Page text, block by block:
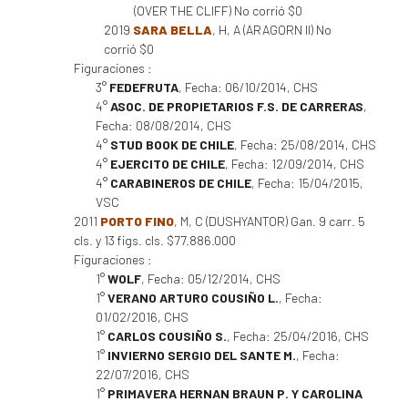
(OVER THE CLIFF) No corrió $0
2019 SARA BELLA, H, A (ARAGORN II) No
corrió $0
Figuraciones :
3° FEDEFRUTA, Fecha: 06/10/2014, CHS
4°ASOC. DE PROPIETARIOS F.S. DE CARRERAS,
Fecha: 08/08/2014, CHS
4° STUD BOOK DE CHILE, Fecha: 25/08/2014, CHS
4° EJERCITO DE CHILE, Fecha: 12/09/2014, CHS
4° CARABINEROS DE CHILE, Fecha: 15/04/2015,
VSC
2011 PORTO FINO, M, C (DUSHYANTOR) Gan. 9 carr. 5
cls. y 13 figs. cls. $77.886.000
Figuraciones :
1°WOLF, Fecha: 05/12/2014, CHS
1°VERANO ARTURO COUSIÑO L., Fecha:
01/02/2016, CHS
1° CARLOS COUSIÑO S., Fecha: 25/04/2016, CHS
1° INVIERNO SERGIO DEL SANTE M., Fecha:
22/07/2016, CHS
1° PRIMAVERA HERNAN BRAUN P. Y CAROLINA